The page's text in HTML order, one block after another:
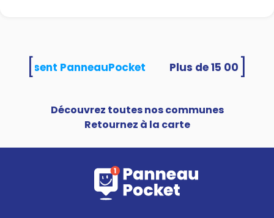
utilisent PanneauPocket
Découvrez toutes nos communes
Retournez à la carte